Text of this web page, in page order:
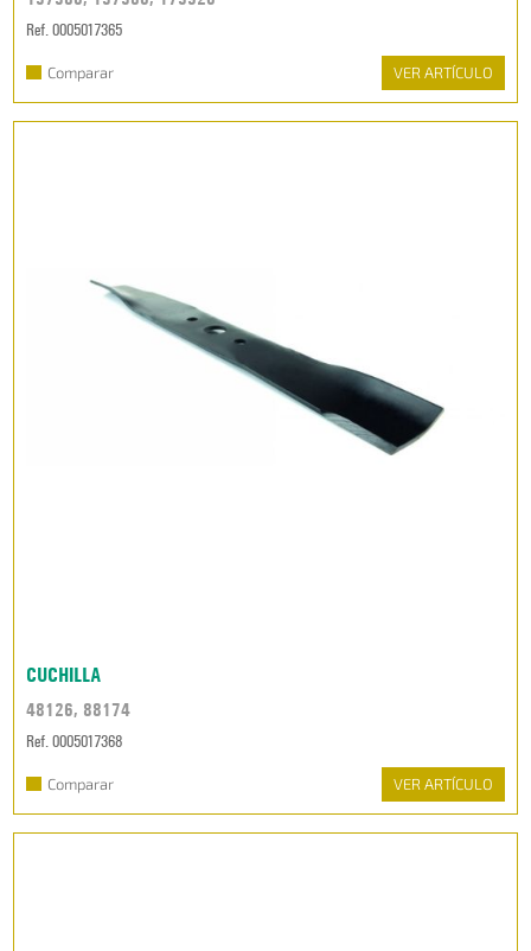
Ref. 0005017365
Comparar VER ARTÍCULO
CUCHILLA
48126, 88174
Ref. 0005017368
Comparar VER ARTÍCULO